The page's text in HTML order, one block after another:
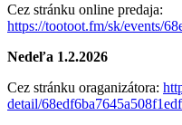
Cez stránku online predaja:
https://tootoot.fm/sk/events/
Nedeľa 1.2.2026
Cez stránku oraganizátora:
detail/